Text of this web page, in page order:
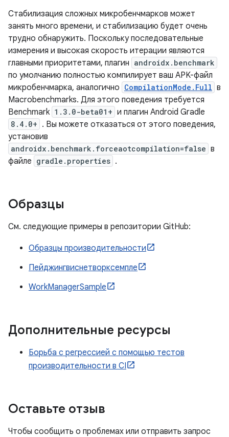
Стабилизация сложных микробенчмарков может
занять много времени, и стабилизацию будет очень
трудно обнаружить. Поскольку последовательные
измерения и высокая скорость итерации являются
главными приоритетами, плагин androidx.benchmark
по умолчанию полностью компилирует ваш APK-файл
микробенчмарка, аналогично CompilationMode.Full в
Macrobenchmarks. Для этого поведения требуется
Benchmark 1.3.0-beta01+ и плагин Android Gradle
8.4.0+ . Вы можете отказаться от этого поведения,
установив
androidx.benchmark.forceaotcompilation=false в
файле gradle.properties .
Образцы
См. следующие примеры в репозитории GitHub:
Образцы производительности
Пейджингвиснетворксемпле
WorkManagerSample
Дополнительные ресурсы
Борьба с регрессией с помощью тестов
производительности в CI
Оставьте отзыв
Чтобы сообщить о проблемах или отправить запрос